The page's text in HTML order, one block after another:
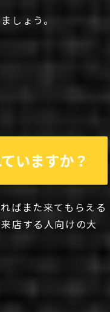
しょう。
いますか？
ばまた来てもらえる
店する人向けの大